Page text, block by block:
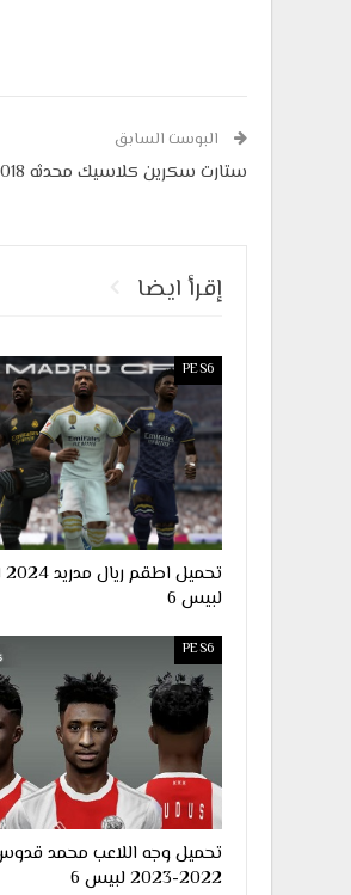
البوست السابق
ستارت سكرين كلاسيك محدثه 2018 لبيس 2018
إقرأ ايضا
PES6
لبيس 6
PES6
تحميل وجه اللاعب محمد
2022-2023 لبيس 6